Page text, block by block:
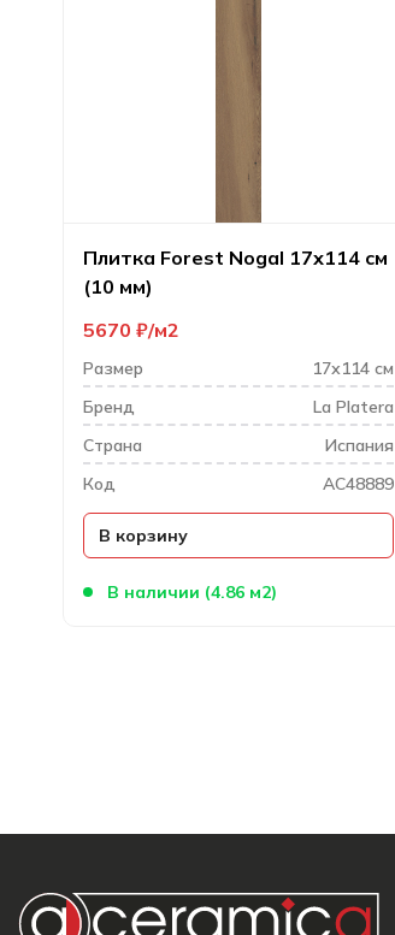
Плитка Forest Nogal 17х114 см
(10 мм)
В наличии (4.86 м2)
5670 ₽ м2
Размер
17х114 см
Бренд
La Platera
Cтрана
Испания
Код
AC48889
В корзину